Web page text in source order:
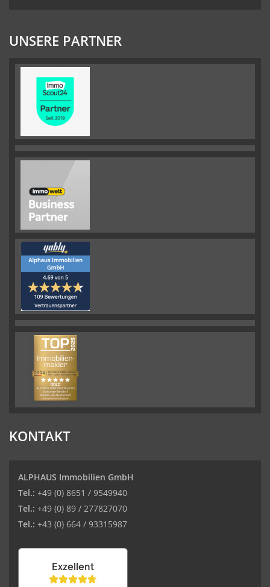
UNSERE PARTNER
KONTAKT
ALPHAUS Immobilien GmbH
Tel.: +49 (0) 8651 / 9549940
Tel.: +49 (0) 89 / 277827070
Tel.: +43 (0) 664 / 93315987